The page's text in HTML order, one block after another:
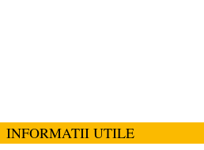
INFORMATII UTILE